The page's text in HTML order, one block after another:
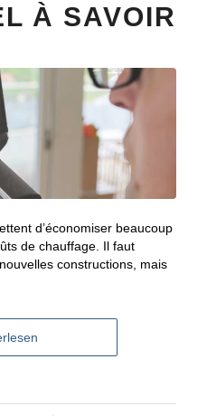
À SAVOIR
d’économiser beaucoup
de chauffage. Il faut
constructions, mais